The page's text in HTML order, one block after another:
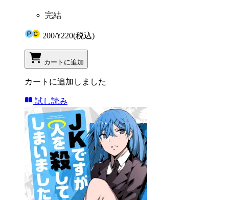
完結
200/¥220(税込)
カートに追加
カートに追加しました
試し読み